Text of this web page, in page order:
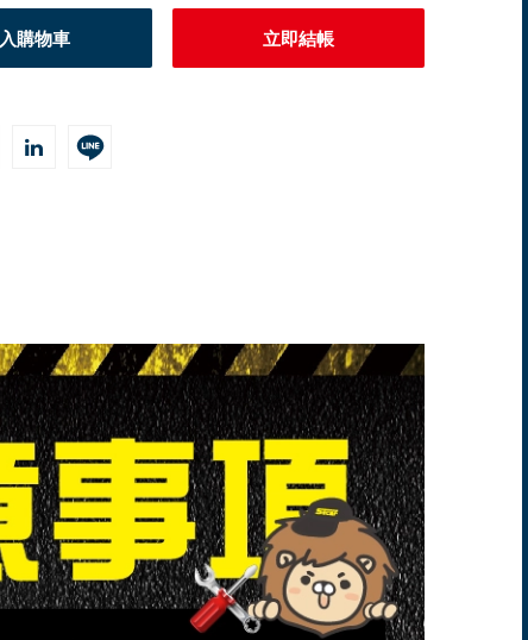
購物車 立即結帳